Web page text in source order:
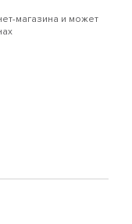
магазина и может